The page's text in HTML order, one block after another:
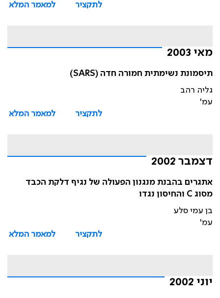
לתקציר
למאמר המלא
מאי 2003
תיסמונת נשימתית חמורה חדה (SARS)
גליה רהב
עמ'
לתקציר
למאמר המלא
דצמבר 2002
אתגרים בהבנת מנגנון הפעולה של נגיף דלקת הכבד
מסוג C והחיסון נגדו
בן עמי סלע
עמ'
לתקציר
למאמר המלא
יוני 2002